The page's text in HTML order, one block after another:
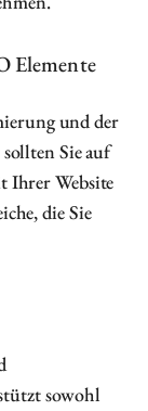
Elemente
und der
Sie auf
Ihrer Website
die Sie
sowohl